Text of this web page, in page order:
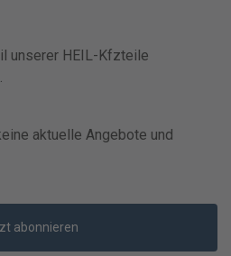
unserer HEIL-Kfzteile
aktuelle Angebote und
abonnieren